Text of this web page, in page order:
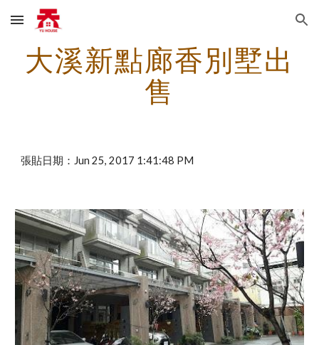
Skip to main content Skip to navigation
大溪新點廊香別墅出
售
張貼日期：Jun 25, 2017 1:41:48 PM